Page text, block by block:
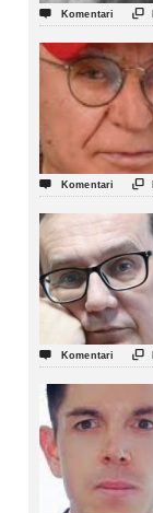
 Komentari 
 Komentari 
 Komentari 